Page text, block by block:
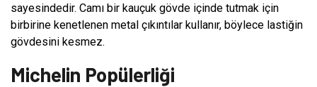
sayesindedir. Camı bir kauçuk gövde içinde tutmak için
birbirine kenetlenen metal çıkıntılar kullanır, böylece lastiğin
gövdesini kesmez.
Michelin Popülerliği